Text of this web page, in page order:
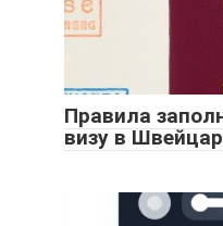
Правила
визу в